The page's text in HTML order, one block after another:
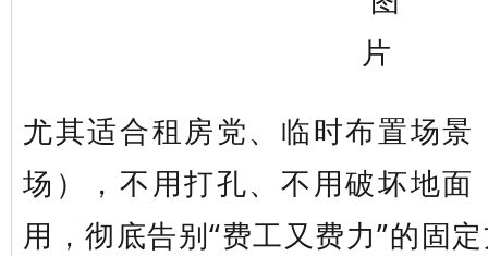
尤其适合租房党、临时布置场景
场），不用打孔、不用破坏地面
用，彻底告别“费工又费力”的固